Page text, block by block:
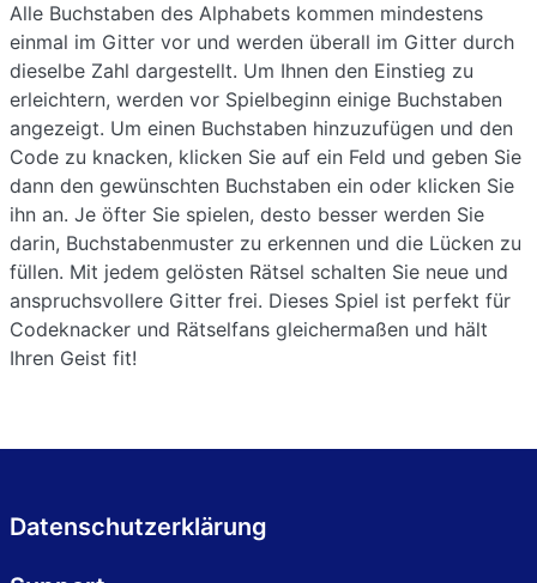
Alle Buchstaben des Alphabets kommen mindestens
einmal im Gitter vor und werden überall im Gitter durch
dieselbe Zahl dargestellt. Um Ihnen den Einstieg zu
erleichtern, werden vor Spielbeginn einige Buchstaben
angezeigt. Um einen Buchstaben hinzuzufügen und den
Code zu knacken, klicken Sie auf ein Feld und geben Sie
dann den gewünschten Buchstaben ein oder klicken Sie
ihn an. Je öfter Sie spielen, desto besser werden Sie
darin, Buchstabenmuster zu erkennen und die Lücken zu
füllen. Mit jedem gelösten Rätsel schalten Sie neue und
anspruchsvollere Gitter frei. Dieses Spiel ist perfekt für
Codeknacker und Rätselfans gleichermaßen und hält
Ihren Geist fit!
Datenschutzerklärung